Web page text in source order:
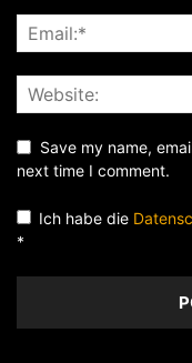
Save my name,
next time I comment.
Ich habe die
*